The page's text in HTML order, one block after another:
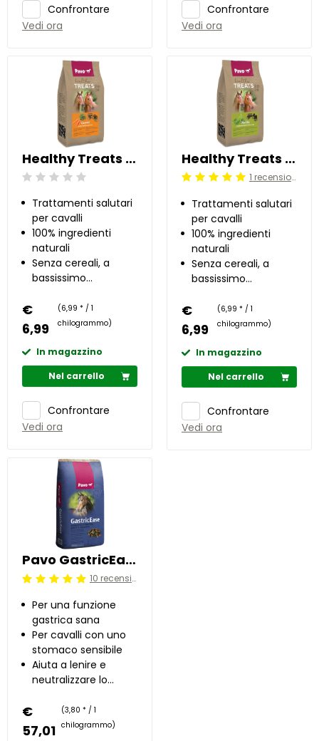
Confrontare
Vedi ora
Confrontare
Vedi ora
Healthy Treats - Carota 1 kg
Beoordeling: 0/5
Trattamenti salutari
per cavalli
100% ingredienti
naturali
Senza cereali, a
bassissimo
zucchero
€
6,99
(6,99 * / 1
chilogrammo)
In magazzino
Nel carrello
Confrontare
Vedi ora
Healthy Treats - Ortica 1 kg
Beoordeling: 5/5 1 recensioni
Trattamenti salutari
per cavalli
100% ingredienti
naturali
Senza cereali, a
bassissimo
zucchero
€
6,99
(6,99 * / 1
chilogrammo)
In magazzino
Nel carrello
Confrontare
Vedi ora
Pavo GastricEase 15 kg
Beoordeling: 5/5 10 recensioni
Per una funzione
gastrica sana
Per cavalli con uno
stomaco sensibile
Aiuta a lenire e
neutralizzare lo
€
57,01
(3,80 * / 1
chilogrammo)